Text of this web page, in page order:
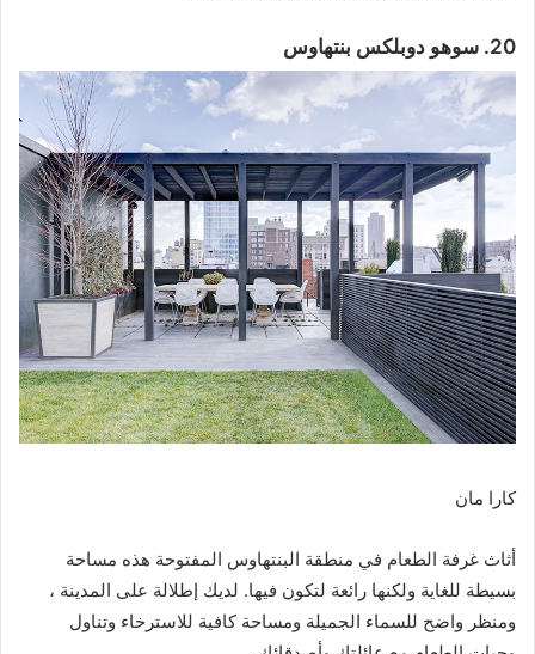
20. سوهو دوبلكس بنتهاوس
كارا مان
أثاث غرفة الطعام في منطقة البنتهاوس المفتوحة هذه مساحة
بسيطة للغاية ولكنها رائعة لتكون فيها. لديك إطلالة على المدينة ،
ومنظر واضح للسماء الجميلة ومساحة كافية للاسترخاء وتناول